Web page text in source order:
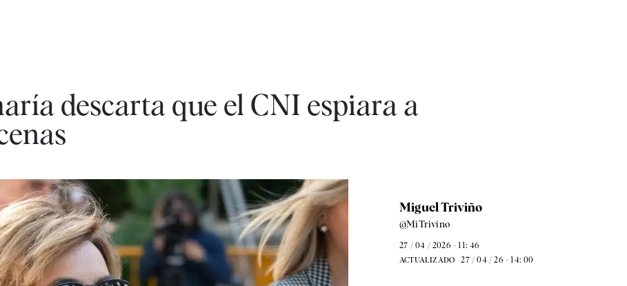
descarta que el CNI espiara a
Miguel Triviño
@MiTrivino
27 / 04 / 2026 - 11: 46
ACTUALIZADO 27 / 04 / 26 - 14: 00